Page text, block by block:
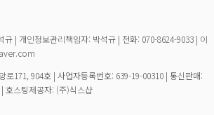
규 | 개인정보관리책임자: 박석규 | 전화: 070-8624-9033 | 이
로171, 904호 | 사업자등록번호: 639-19-00310 | 통신판매:
| 호스팅제공자: (주)식스샵